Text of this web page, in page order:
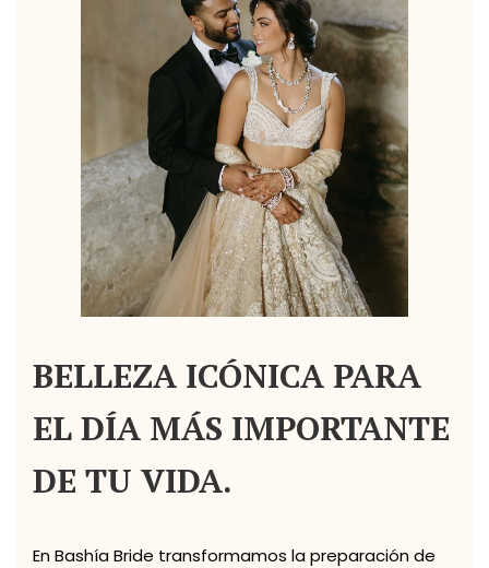
BELLEZA ICÓNICA PARA
EL DÍA MÁS IMPORTANTE
DE TU VIDA.
En Bashía Bride transformamos la preparación de